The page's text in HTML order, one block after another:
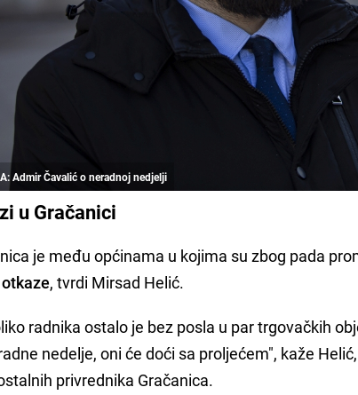
Admir Čavalić o neradnoj nedjelji
u Gračanici
je među općinama u kojima su zbog pada
, tvrdi Mirsad Helić.
radnika ostalo je bez posla u par trgovačkih
nedelje, oni će doći sa proljećem", kaže
privrednika Gračanica.